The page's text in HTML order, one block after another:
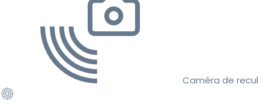
Caméra de recul